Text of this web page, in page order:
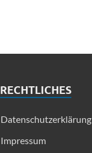
RECHTLICHES
Datenschutzerklärung
Impressum